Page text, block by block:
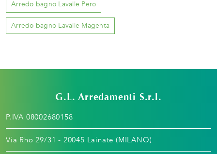
Arredo bagno Lavalle Pero
Arredo bagno Lavalle Magenta
G.L. Arredamenti S.r.l.
P.IVA 08002680158
Via Rho 29/31 - 20045 Lainate (MILANO)